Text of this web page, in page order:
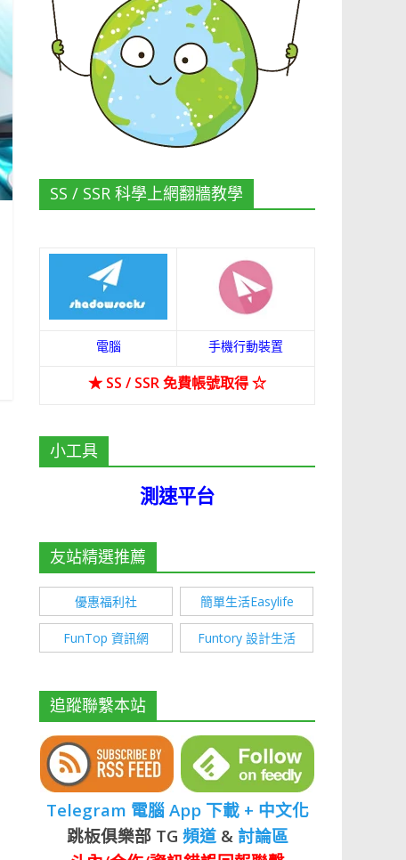
SS / SSR 科學上網翻牆教學
電腦 手機行動裝置
★ SS / SSR 免費帳號取得☆
小工具
測速平台
友站精選推薦
優惠福利社 簡單生活Easylife
FunTop 資訊網 Funtory 設計生活
追蹤聯繫本站
Telegram 電腦 App 下載 + 中文化
跳板俱樂部 TG 頻道& 討論區